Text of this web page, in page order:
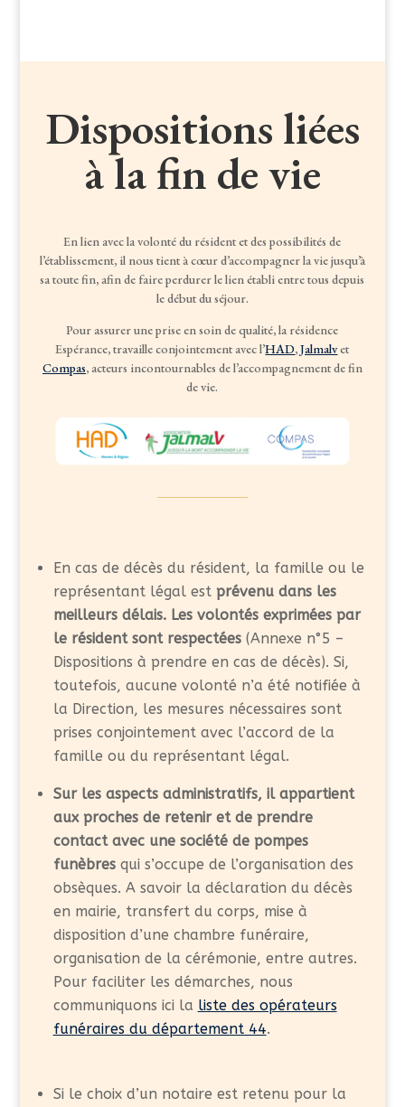
Dispositions liées
à la fin de vie
En lien avec la volonté du résident et des possibilités de
l’établissement, il nous tient à cœur d’accompagner la vie jusqu’à
sa toute fin, afin de faire perdurer le lien établi entre tous depuis
le début du séjour.
Pour assurer une prise en soin de qualité, la résidence
Espérance, travaille conjointement avec l’HAD,Jalmalvet
Compas,acteurs incontournables de l’accompagnement de fin
de vie.
En cas de décès du résident, la famille ou le
représentant légal estprévenu dans les
meilleurs délais. Les volontés exprimées par
le résident sont respectées(Annexe n°5 –
Dispositions à prendre en cas de décès). Si,
toutefois, aucune volonté n’a été notifiée à
la Direction, les mesures nécessaires sont
prises conjointement avec l’accord de la
famille ou du représentant légal.
Sur les aspects administratifs, il appartient
aux proches de retenir et de prendre
contact avec une société de pompes
funèbresqui s’occupe de l’organisation des
obsèques. A savoir la déclaration du décès
en mairie, transfert du corps, mise à
disposition d’une chambre funéraire,
organisation de la cérémonie, entre autres.
Pour faciliter les démarches, nous
communiquons ici la liste des opérateurs
funéraires du département 44.
Si le choix d’un notaire est retenu pour la